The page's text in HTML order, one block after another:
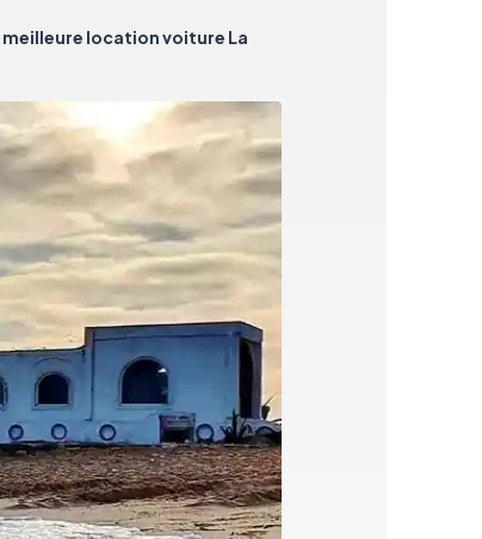
meilleure location voiture La